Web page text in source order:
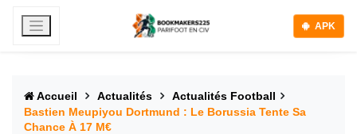
APK
Accueil Actualités
Actualités Football
Bastien Meupiyou Dortmund : Le Borussia Tente Sa
Chance À 17 M€